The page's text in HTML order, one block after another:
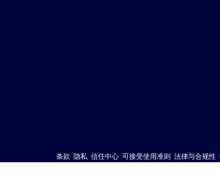
条款 隐私 信任中心 可接受使用准则 法律与合规性